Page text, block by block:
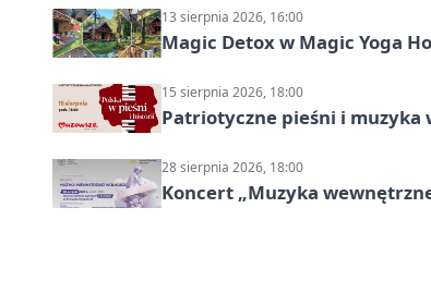
13 sierpnia 2026, 16:00
Magic Detox w Magic Yoga
15 sierpnia 2026, 18:00
Patriotyczne pieśni i muzyka
28 sierpnia 2026, 18:00
Koncert „Muzyka